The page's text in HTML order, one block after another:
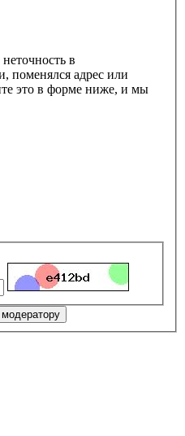
в
поменялся адрес или
это в форме ниже, и мы